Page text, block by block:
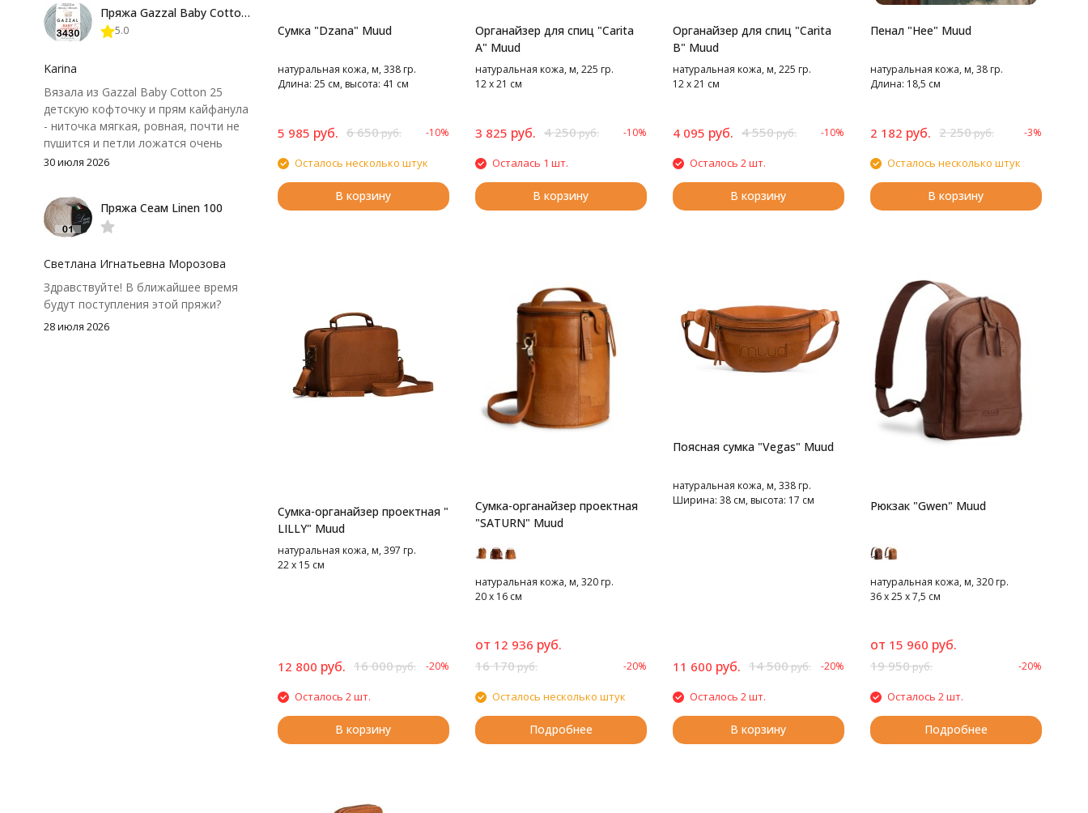
Сумка "Dzana" Muud
натуральная кожа, м, 338 гр.
Длина: 25 см, высота: 41 см
5 985 руб. 6 650руб. -10%
Осталось несколько штук
В корзину
Органайзер для спиц "Carita
A" Muud
натуральная кожа, м, 225 гр.
12 х 21 см
3 825 руб. 4 250руб. -10%
Осталась 1 шт.
В корзину
Органайзер для спиц "Carita
B" Muud
натуральная кожа, м, 225 гр.
12 х 21 см
4 095 руб. 4 550руб. -10%
Осталось 2 шт.
В корзину
Пенал "Hee" Muud
натуральная кожа, м, 38 гр.
Длина: 18,5 см
2 182 руб. 2 250руб. -3%
Осталось несколько штук
В корзину
Сумка-органайзер проектная "
LILLY" Muud
натуральная кожа, м, 397 гр.
22 х 15 см
12 800 руб. 16 000руб. -20%
Осталось 2 шт.
В корзину
Сумка-органайзер проектная
"SATURN" Muud
натуральная кожа, м, 320 гр.
20 х 16 см
от 12 936 руб.
16 170руб. -20%
Осталось несколько штук
Подробнее
Поясная сумка "Vegas" Muud
натуральная кожа, м, 338 гр.
Ширина: 38 см, высота: 17 см
11 600 руб. 14 500руб. -20%
Осталось 2 шт.
В корзину
Рюкзак "Gwen" Muud
натуральная кожа, м, 320 гр.
36 х 25 х 7,5 см
от 15 960 руб.
19 950руб. -20%
Осталось 2 шт.
Подробнее
нюанс - пряжа немного скользит и
иногда расслаивается, пришлось
крючок поудобнее.
Пряжа Gazzal Baby Cotton 25
5.0
Karina
Вязала из Gazzal Baby Cotton 25
детскую кофточку и прям кайфанула
- ниточка мягкая, ровная, почти не
пушится и петли ложатся очень
аккуратно. После стирки полотно
потеряло, цвет тоже не стал
тусклее. Единственный нюанс -
моточки маленькие, расход лучше
чуть-чуть не хватило))
30 июля 2026
Пряжа Сеам Linen 100
Светлана Игнатьевна Морозова
Здравствуйте! В ближайшее время
будут поступления этой пряжи?
28 июля 2026